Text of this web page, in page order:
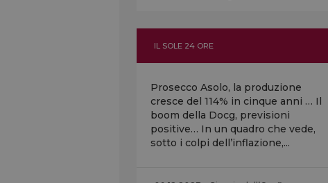
IL SOLE 24 ORE
Prosecco Asolo, la produzione
cresce del 114% in cinque anni … Il
boom della Docg, previsioni
positive… In un quadro che vede,
sotto i colpi dell’inflazione,...